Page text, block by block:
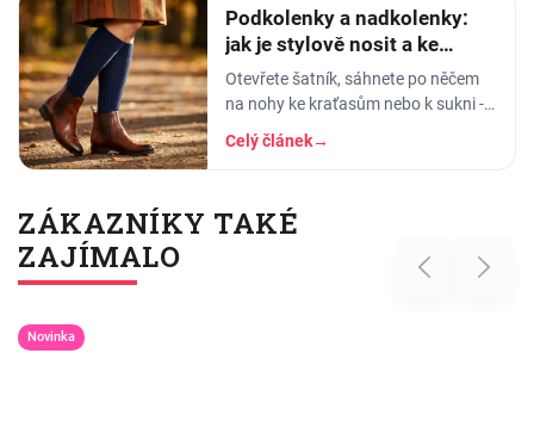
Podkolenky a nadkolenky:
jak je stylově nosit a ke
kterým botám
Otevřete šatník, sáhnete po něčem
na nohy ke kraťasům nebo k sukni -
a najednou si nejste jistí, jestli to, co
držíte v ruce, jsou podkolenky, nebo
Celý článek→
ZÁKAZNÍKY TAKÉ
ZAJÍMALO
Previous
Novinka
Next